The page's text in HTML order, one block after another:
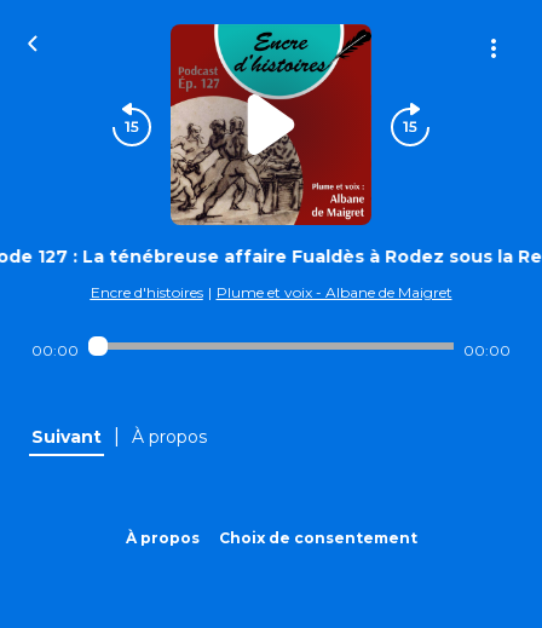
127 : La ténébreuse affaire Fualdès à Rodez sous la
Encre d'histoires | Plume et voix - Albane de Maigret
00:00 00:00
Suivant À propos
À propos Choix de consentement